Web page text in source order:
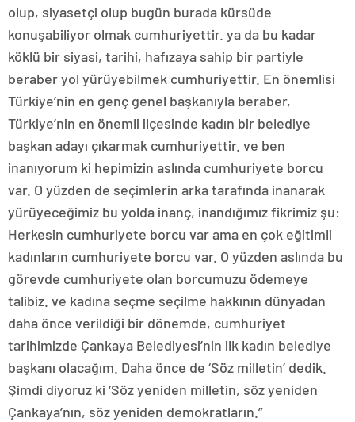
olup, siyasetçi olup bugün burada kürsüde
konuşabiliyor olmak cumhuriyettir. ya da bu kadar
köklü bir siyasi, tarihi, hafızaya sahip bir partiyle
beraber yol yürüyebilmek cumhuriyettir. En önemlisi
Türkiye’nin en genç genel başkanıyla beraber,
Türkiye’nin en önemli ilçesinde kadın bir belediye
başkan adayı çıkarmak cumhuriyettir. ve ben
inanıyorum ki hepimizin aslında cumhuriyete borcu
var. O yüzden de seçimlerin arka tarafında inanarak
yürüyeceğimiz bu yolda inanç, inandığımız fikrimiz şu:
Herkesin cumhuriyete borcu var ama en çok eğitimli
kadınların cumhuriyete borcu var. O yüzden aslında bu
görevde cumhuriyete olan borcumuzu ödemeye
talibiz. ve kadına seçme seçilme hakkının dünyadan
daha önce verildiği bir dönemde, cumhuriyet
tarihimizde Çankaya Belediyesi’nin ilk kadın belediye
başkanı olacağım. Daha önce de ‘Söz milletin’ dedik.
Şimdi diyoruz ki ‘Söz yeniden milletin, söz yeniden
Çankaya’nın, söz yeniden demokratların.”